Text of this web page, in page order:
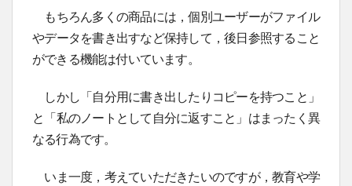
もちろん多くの商品には，個別ユーザーがファイル
やデータを書き出すなど保持して，後日参照すること
ができる機能は付いています。
しかし「自分用に書き出したりコピーを持つこと」
と「私のノートとして自分に返すこと」はまったく異
なる行為です。
いま一度，考えていただきたいのですが，教育や学